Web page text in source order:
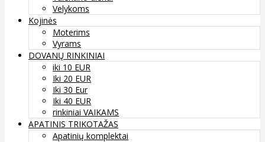
Velykoms
Kojinės
Moterims
Vyrams
DOVANŲ RINKINIAI
iki 10 EUR
Iki 20 EUR
Iki 30 Eur
Iki 40 EUR
rinkiniai VAIKAMS
APATINIS TRIKOTAŽAS
Apatinių komplektai